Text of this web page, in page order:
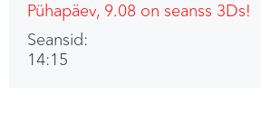
Pühapäev, 9.08 on seanss 3Ds!
Seansid:
14:15